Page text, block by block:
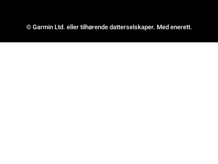
© Garmin Ltd. eller tilhørende datterselskaper. Med enerett.